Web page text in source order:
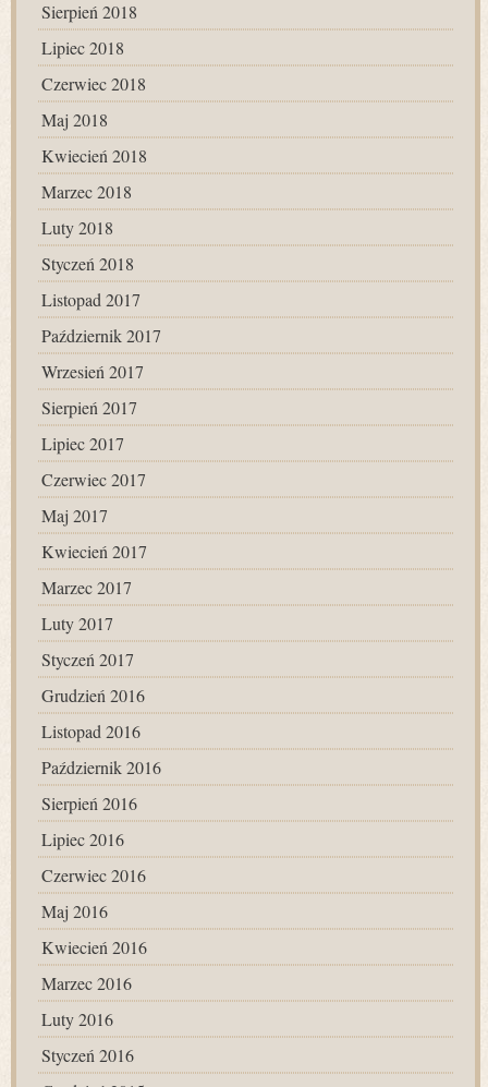
Sierpień 2018
Lipiec 2018
Czerwiec 2018
Maj 2018
Kwiecień 2018
Marzec 2018
Luty 2018
Styczeń 2018
Listopad 2017
Październik 2017
Wrzesień 2017
Sierpień 2017
Lipiec 2017
Czerwiec 2017
Maj 2017
Kwiecień 2017
Marzec 2017
Luty 2017
Styczeń 2017
Grudzień 2016
Listopad 2016
Październik 2016
Sierpień 2016
Lipiec 2016
Czerwiec 2016
Maj 2016
Kwiecień 2016
Marzec 2016
Luty 2016
Styczeń 2016